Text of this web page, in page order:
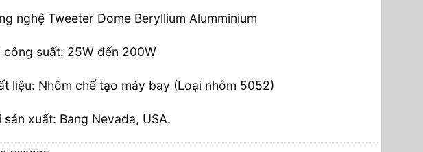
nghệ Tweeter Dome Beryllium Alumminium
công suất: 25W đến 200W
liệu: Nhôm chế tạo máy bay (Loại nhôm 5052)
sản xuất: Bang Nevada, USA.